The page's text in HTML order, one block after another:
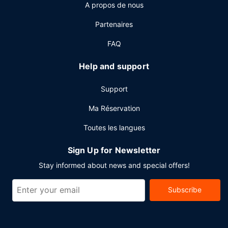
amoureux ou en famille. Vous trouverez également sur
place un café pour reprendre quelques forces. Un petit
06 h 30 à 09 h 30 et le week-end de 07 h 00 à 10 h 00
internet gratuit à Internet, un centre d'affaires et un
service de location de limousines/berlines. Cet hôtel
sortes d'événements.
A propos de nous
Partenaires
FAQ
Help and support
Support
Ma Réservation
Toutes les langues
Sign Up for Newsletter
Stay informed about news and special offers!
Subscribe